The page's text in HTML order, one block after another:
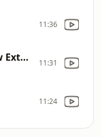
11:36
Baby Baby (Lee Marrow Extended Mix) 11:31
11:24